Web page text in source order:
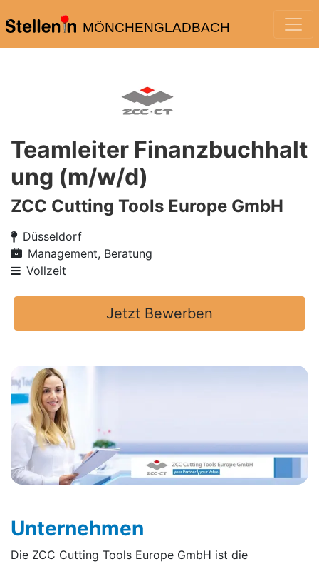
MÖNCHENGLADBACH
Teamleiter Finanzbuchhalt
ung (m/w/d)
ZCC Cutting Tools Europe GmbH
Düsseldorf
Management, Beratung
Vollzeit
Jetzt Bewerben
Unternehmen
Die ZCC Cutting Tools Europe GmbH ist die